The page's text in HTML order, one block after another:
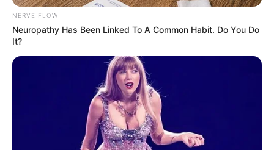
4 ALAM, un poulain qui progresse à chaque sortie
Longtemps préservé en raison de son gabarit, 4
ALAM semble désormais arriver à maturité.
et sur sa nouvelle maniabilité. Désormais capable
d’adopter différents scénarios de course, il offre
davantage de garanties tactiques.
Vainqueur convaincant du Prix Greffulhe, il n’a
probablement pas encore montré toute l’étendue de
ses moyens. Malgré une opposition relevée, il
NERVE FLOW
Neuropathy Has Been Linked To A Common Habit. Do You Do
It?